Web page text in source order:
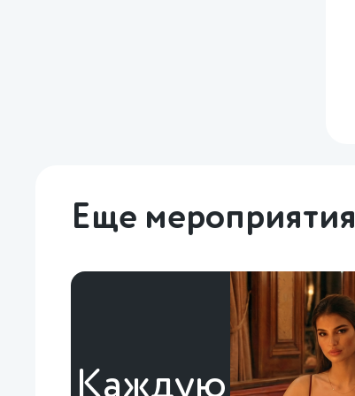
Еще мероприятия
Каждую